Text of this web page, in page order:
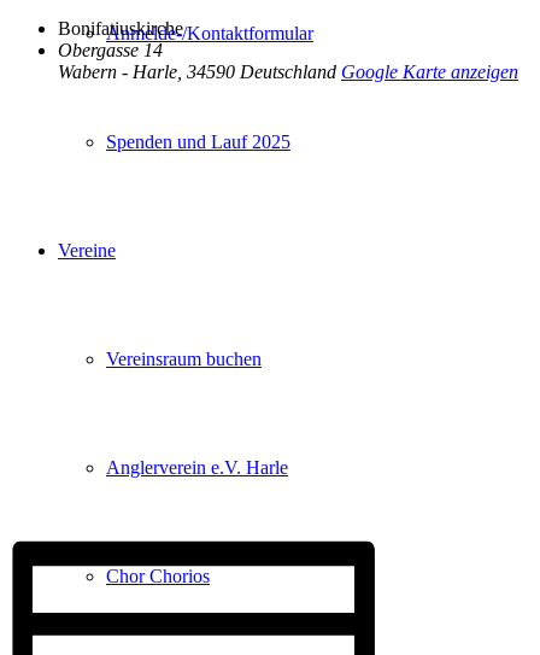
Anmelde-/Kontaktformular
Spenden und Lauf 2025
Vereine
Vereinsraum buchen
Anglerverein e.V. Harle
Chor Chorios
Bonifatiuskirche
Obergasse 14
Wabern - Harle 34590 Deutschland Google Karte anzeigen